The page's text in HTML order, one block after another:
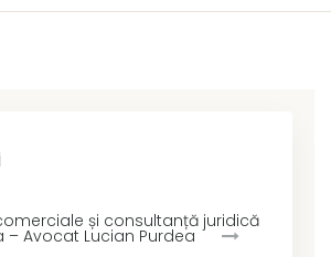
și consultanță juridică
– Avocat Lucian Purdea